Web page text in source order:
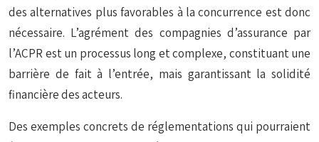
des alternatives plus favorables à la concurrence est donc
nécessaire. L’agrément des compagnies d’assurance par
l’ACPR est un processus long et complexe, constituant une
barrière de fait à l’entrée, mais garantissant la solidité
financière des acteurs.
Des exemples concrets de réglementations qui pourraient